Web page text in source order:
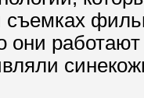
съемках
работают